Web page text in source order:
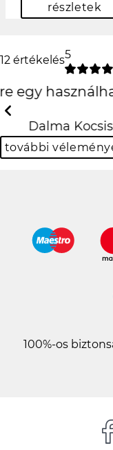
részletek
12 értékelés5
Ma jött
Previous
további
100%-os